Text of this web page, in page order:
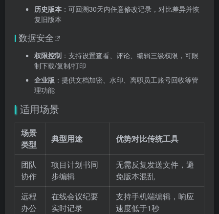
历史版本 ：可回溯30天内任意修改记录，对比差异并恢
复旧版本
数据安全
权限控制 ：支持设置查看、评论、编辑三级权限，可限
制下载/复制/打印
企业版 ：提供文档加密、水印、离职员工账号回收等管
理功能
适用场景
场景
类型
典型用途 优势对比传统工具
团队
协作
项目计划书同
步编辑
无需反复发送文件，避
免版本混乱
远程
办公
在线会议纪要
实时记录
支持手机端编辑，响应
速度低于1秒